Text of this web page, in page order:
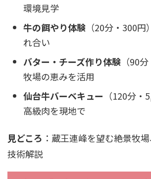
環境見学
牛の餌やり体験 （20分・300
れ合い
バター・チーズ作り体験 （90
牧場の恵みを活用
仙台牛バーベキュー （120分
高級肉を現地で
見どころ ：蔵王連峰を望む絶景牧
技術解説